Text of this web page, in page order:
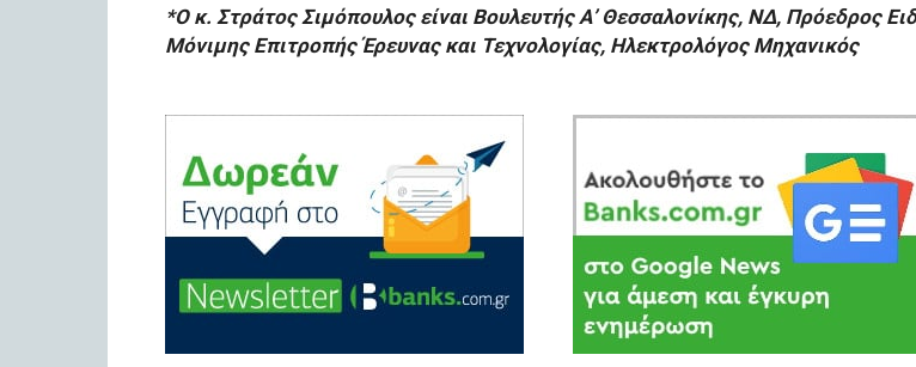
*Ο κ. Στράτος Σιμόπουλος είναι Βουλευτής Α’ Θεσσαλονίκης, ΝΔ, Πρόεδρος
Μόνιμης Επιτροπής Έρευνας και Τεχνολογίας, Ηλεκτρολόγος Μηχανικός